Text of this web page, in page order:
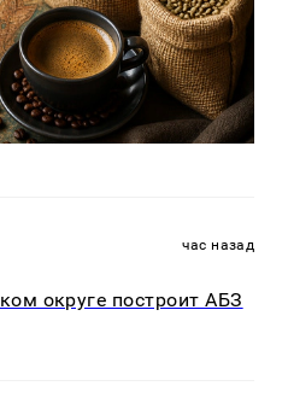
час назад
округе построит АБЗ